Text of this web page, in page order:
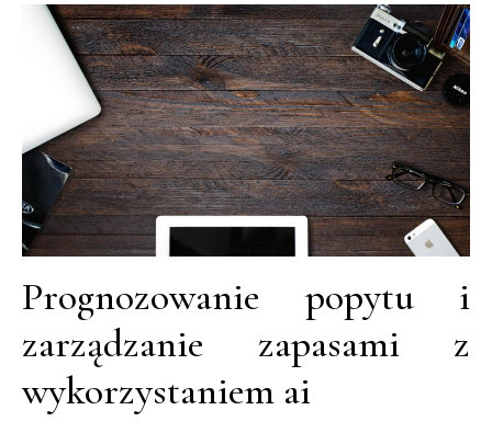
Prognozowanie popytu i
zarządzanie zapasami z
wykorzystaniem ai